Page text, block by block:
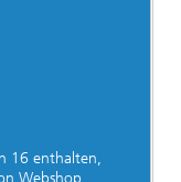
16 enthalten,
Webshop